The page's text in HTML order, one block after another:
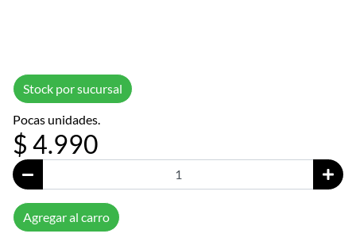
Stock por sucursal
Pocas unidades.
$ 4.990
Agregar al carro